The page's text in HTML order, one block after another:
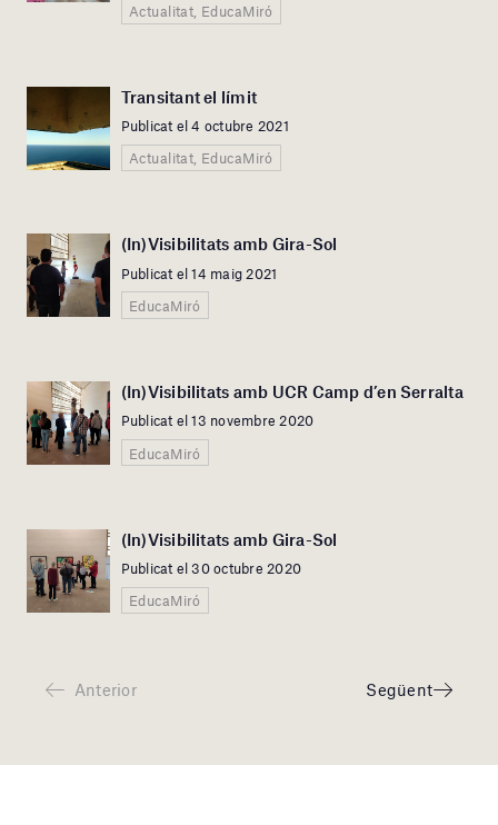
Actualitat, EducaMiró
Transitant el límit
Publicat el 4 octubre 2021
Actualitat, EducaMiró
(In)Visibilitats amb Gira-Sol
Publicat el 14 maig 2021
EducaMiró
(In)Visibilitats amb UCR Camp d’en Serralta
Publicat el 13 novembre 2020
EducaMiró
(In)Visibilitats amb Gira-Sol
Publicat el 30 octubre 2020
EducaMiró
Anterior Següent